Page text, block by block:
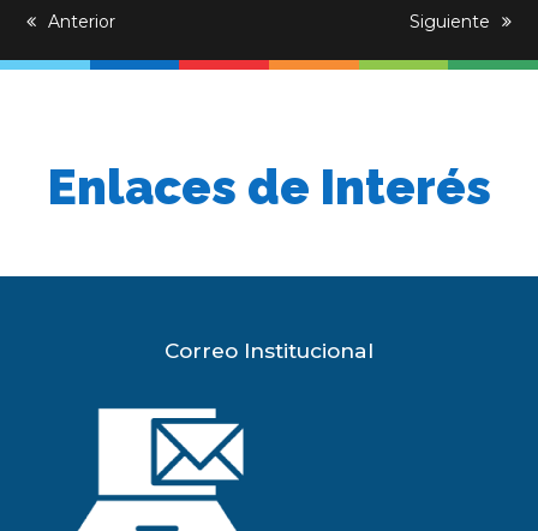
previous
Anterior
next
Siguiente
Enlaces de Interés
Correo Institucional